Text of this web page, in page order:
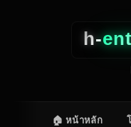
h-
🏠 หน้าหลัก